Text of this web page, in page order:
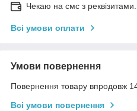
Чекаю на смс з
Всі умови оплати
Умови повернення
Повернення товару впродовж
Всі умови повернення